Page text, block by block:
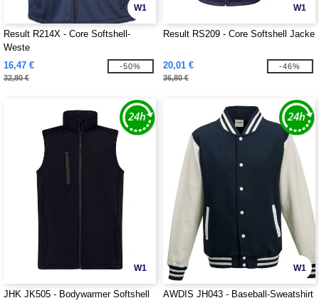
W1
Result R214X - Core Softshell-
Weste
16,47 €
32,80 €
-50%
W1
Result RS209 - Core Softshell Jacke
20,01 €
36,80 €
-46%
W1
JHK JK505 - Bodywarmer Softshell
W1
AWDIS JH043 - Baseball-Sweatshirt